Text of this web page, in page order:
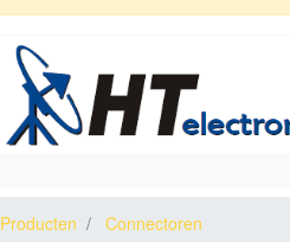
Producten
Connectoren